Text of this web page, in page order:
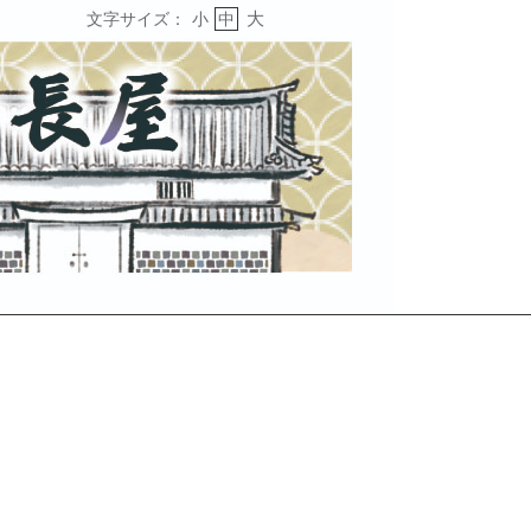
文字サイズ： 小 中 大